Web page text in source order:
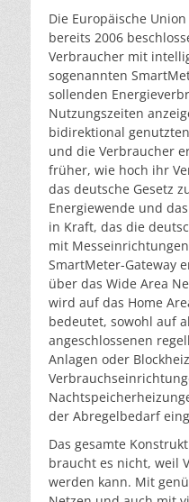
Die Europäische
bereits 2006
Verbraucher mit
sogenannten
sollenden
Nutzungszeiten
bidirektional
und die Verbraucher
früher, wie hoch ihr
das deutsche Gesetz
Energiewende und
in Kraft, das die
mit
SmartMeter-Gateway
über das Wide Area
wird auf das Home
bedeutet, sowohl auf
angeschlossenen
Anlagen oder
der Abregelbedarf
Das gesamte
braucht es nicht, weil
werden kann. Mit